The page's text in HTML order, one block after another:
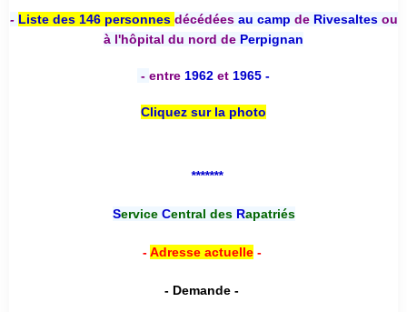
- Liste des 146 personnes décédées au camp deRivesaltesou
à l'hôpital du nord de Perpignan
- entre 1962 et 1965 -
Cliquez sur la photo
*******
Service Central desRapatriés
-Adresse actuelle-
- Demande -